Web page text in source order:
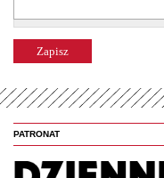
PATRONAT